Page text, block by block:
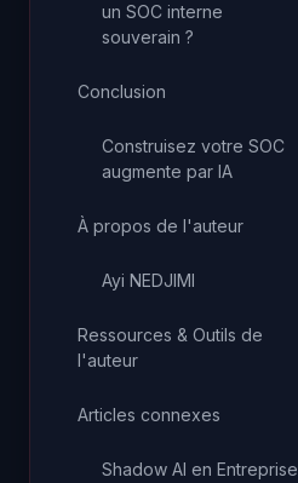
un SOC interne
souverain ?
Conclusion
Construisez votre SOC
augmente par IA
À propos de l'auteur
Ayi NEDJIMI
Ressources & Outils de
l'auteur
Articles connexes
Shadow AI en Entreprise